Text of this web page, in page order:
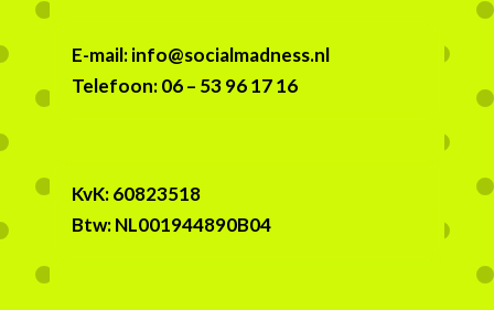
E-mail: info@socialmadness.nl
Telefoon: 06 – 53 96 17 16
KvK:60823518
Btw:NL001944890B04